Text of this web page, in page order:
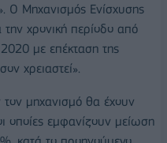
Ο Μηχανισμός Ενίσχυσης
την χρονική περίοδο από
με επέκταση της
χρειαστεί».
μηχανισμό θα έχουν
οποίες εμφανίζουν μείωση